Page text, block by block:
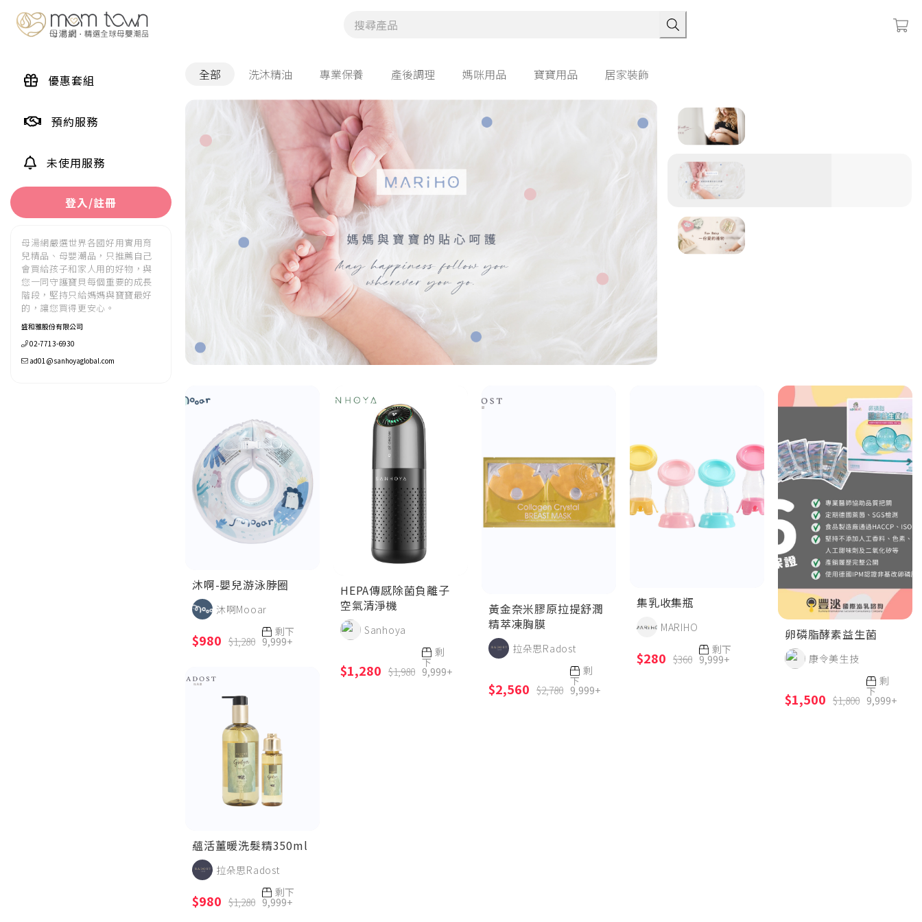
優惠套組
預約服務
未使用服務
登入/註冊
母湯網嚴選世界各國好用實用育
兒精品、母嬰潮品，只推薦自己
會買給孩子和家人用的好物，與
您一同守護寶貝每個重要的成長
階段，堅持只給媽媽與寶寶最好
的，讓您買得更安心。
盛和雅股份有限公司
02-7713-6930
ad01@sanhoyaglobal.com
MOMTOWN母湯網
盛和雅集團
客服中心
會員權益
購物指南
退換貨與退款問題
全部 洗沐精油
洗髮精
專業保養
面膜/胸膜
產後調理 媽咪用品
母乳哺育
寶寶用品 居家裝飾
相本類
沐啊-嬰兒游泳脖圈
沐啊Mooar
$980 $1,280
剩下
9,999+
HEPA傳感除菌負離子
空氣清淨機
Sanhoya
$1,280 $1,980
剩
下
9,999+
黃金奈米膠原拉提舒潤
精萃凍胸膜
拉朵思Radost
$2,560 $2,780
剩
下
9,999+
集乳收集瓶
MARIHO
$280 $360
剩下
9,999+
卵磷脂酵素益生菌
康令美生技
$1,500 $1,800
剩
下
9,999+
蘊活薑暖洗髮精350ml
拉朵思Radost
$980 $1,280
剩下
9,999+